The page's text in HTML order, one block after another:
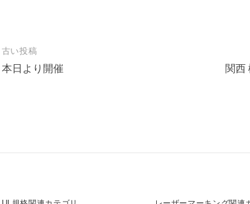
投
稿
シ
古い投稿
本日より開催
関西